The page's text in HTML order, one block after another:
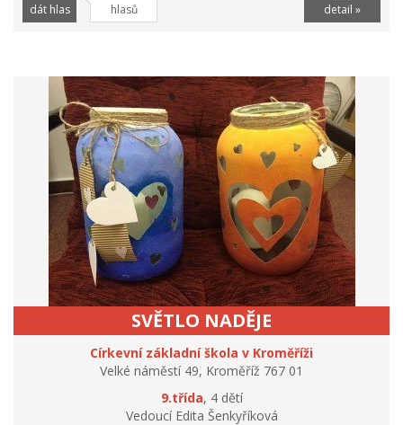
dát hlas hlasů detail »
SVĚTLO NADĚJE
Církevní základní škola v Kroměříži
Velké náměstí 49, Kroměříž 767 01
9.třída, 4 dětí
Vedoucí Edita Šenkyříková